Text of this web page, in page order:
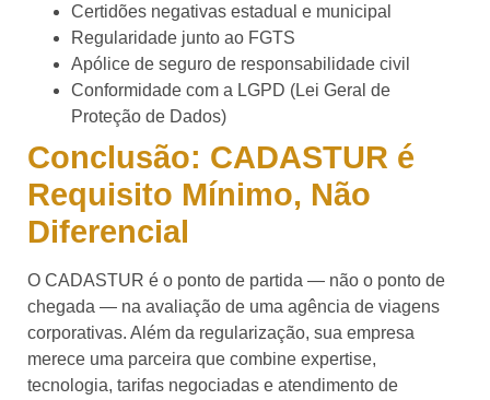
Certidões negativas estadual e municipal
Regularidade junto ao FGTS
Apólice de seguro de responsabilidade civil
Conformidade com a LGPD (Lei Geral de
Proteção de Dados)
Conclusão: CADASTUR é
Requisito Mínimo, Não
Diferencial
O CADASTUR é o ponto de partida — não o ponto de
chegada — na avaliação de uma agência de viagens
corporativas. Além da regularização, sua empresa
merece uma parceira que combine expertise,
tecnologia, tarifas negociadas e atendimento de